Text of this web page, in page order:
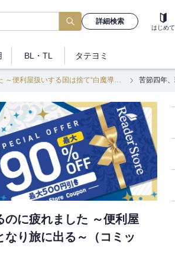
詳細検索
はじめて
BL・TL タテヨミ
苦節四年、理想の聖女を演じるのに疲れました ～便利屋扱いする国は捨て“白魔導士”となり旅に出る～（コミック）
に疲れました ～便利屋
なり旅に出る～（コミッ